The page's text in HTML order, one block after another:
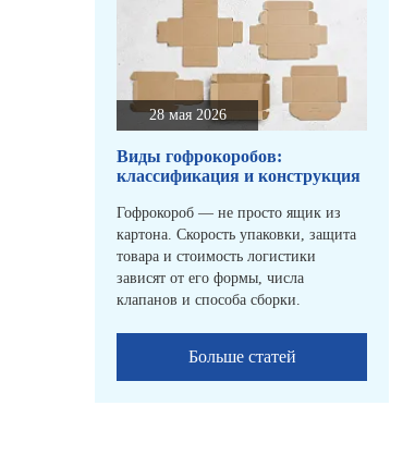
28 мая 2026
Виды гофрокоробов:
классификация и конструкция
Гофрокороб — не просто ящик из
картона. Скорость упаковки, защита
товара и стоимость логистики
зависят от его формы, числа
клапанов и способа сборки.
Больше статей